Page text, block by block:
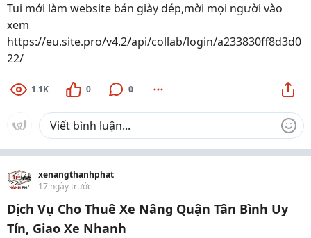
Tui mới làm website bán giày dép,mời mọi người vào
xem
https://eu.site.pro/v4.2/api/collab/login/a233830ff8d3d0
22/
1.1K 0 0
xenangthanhphat
17 ngày trước
Dịch Vụ Cho Thuê Xe Nâng Quận Tân Bình Uy
Tín, Giao Xe Nhanh